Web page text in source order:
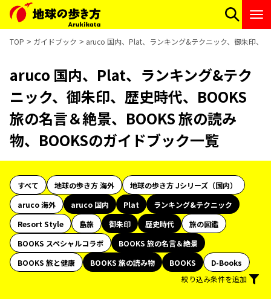
TOP ガイドブック aruco 国内、Plat、ランキング&テクニック、御朱印、
aruco 国内、Plat、ランキング&テク
ニック、御朱印、歴史時代、BOOKS
旅の名言＆絶景、BOOKS 旅の読み
物、BOOKSのガイドブック一覧
すべて 地球の歩き方 海外
地球の歩き方 Jシリーズ（国内）
aruco 海外
aruco 国内 Plat
ランキング&テクニック
Resort Style
島旅 御朱印 歴史時代
旅の図鑑
BOOKS スペシャルコラボ
BOOKS 旅の名言＆絶景
BOOKS 旅と健康
BOOKS 旅の読み物 BOOKS
D-Books
絞り込み条件を追加